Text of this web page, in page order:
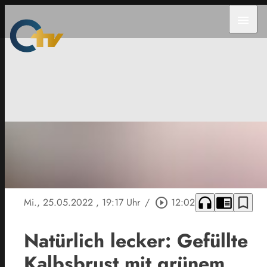
Mi., 25.05.2022 , 19:17 Uhr / play_circle_outline 12:02 headphones chrome_reader_mode bookmark_border
Natürlich lecker: Gefüllte